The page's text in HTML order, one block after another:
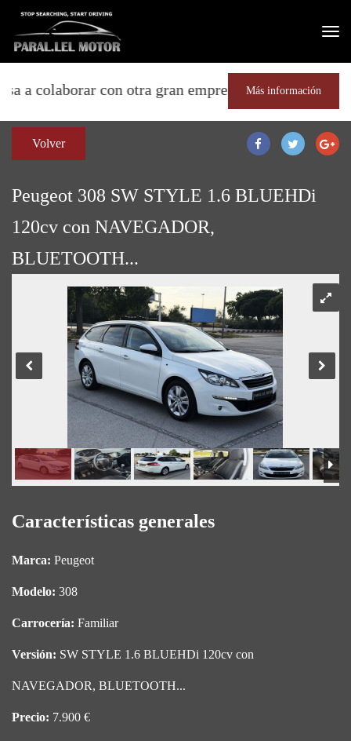
con otra gran empresa del sector,
Más información
Volver
Peugeot 308 SW STYLE 1.6 BLUEHDi
120cv con NAVEGADOR,
BLUETOOTH...
Características generales
Marca: Peugeot
Modelo: 308
Carrocería: Familiar
Versión: SW STYLE 1.6 BLUEHDi 120cv con
NAVEGADOR, BLUETOOTH...
Precio: 7.900 €